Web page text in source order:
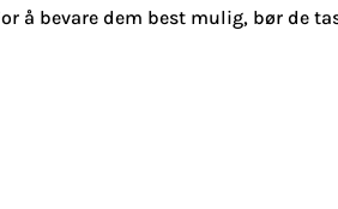
å bevare dem best mulig, bør de